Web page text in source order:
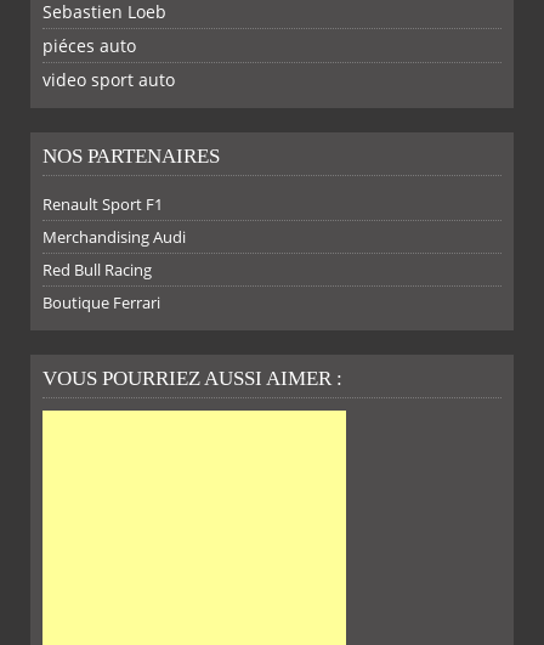
SUR SUR SUR SUR
FACEBOOKTWITTER
Sebastien Loeb
piéces auto
video sport auto
NOS PARTENAIRES
Renault Sport F1
Merchandising Audi
Red Bull Racing
Boutique Ferrari
VOUS POURRIEZ AUSSI AIMER :